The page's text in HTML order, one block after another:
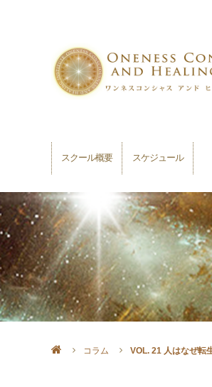
スクール概要 スケジュール
コラム VOL. 21 人はなぜ転